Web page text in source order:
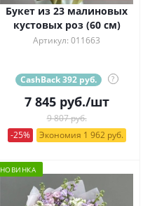
Букет из 23 малиновых
кустовых роз (60 см)
Артикул: 011663
CashBack 392 руб. ?
7 845руб./шт
9 807 руб.
-25%
Экономия 1 962 руб.
НОВИНКА